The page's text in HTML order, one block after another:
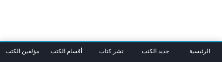
الرئيسية جديد الكتب نشر كتاب أقسام الكتب مؤلفين الكتب